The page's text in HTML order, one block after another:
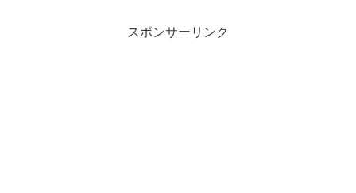
スポンサーリンク